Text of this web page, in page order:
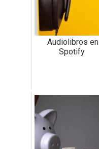
Audiolibros en
Spotify